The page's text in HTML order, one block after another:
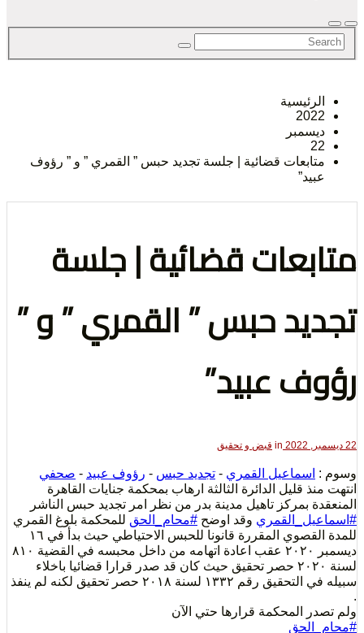
و
قضائية | جلسة تجديد حبس ” القمري ” و ” رؤوف
قضائية | جلسة
حبس ” القمري ” و ”
عبيد”
in قبض و تحقيق
اسماعيل القمري - تجديد حبس-رؤوف عبيد-صحفي
قليل الدائرة الثالثة ارهاب بمحكمة جنايات القاهرة
بمركز تاهيل مدينة بدر من نظر امر تجديد حبس الناشر
وقد اوضح#محام_الحقللمحكمة بلوغ القمري
للمدة القصوي المقررة قانونا للحبس الاحتياطي حيث بدأ في ١٦
ديسمبر ٢٠٢٠ عقب اعادة اتهامه من داخل محبسه في القضية ٨١٠
لسنة ٢٠٢٠ حصر تحقيق حيث كان قد صدر قرارا قضائيا باخلاء
سبيله في التحقيق رقم ١٣٣٢ لسنة ٢٠١٨ حصر تحقيق لكنه لم ينفذ
المحكمة قرارها حتي الآن